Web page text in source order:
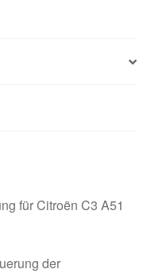
für Citroën C3 A51
der